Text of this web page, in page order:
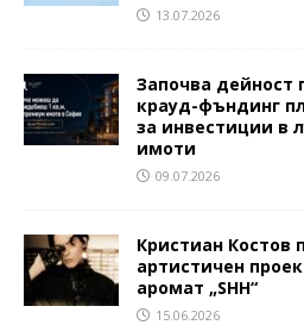
13.07.2026
Започва дейност
крауд-фъндинг
за инвестиции в
имоти
09.07.2026
Кристиан Костов
артистичен
аромат „SHH“
15.06.2026